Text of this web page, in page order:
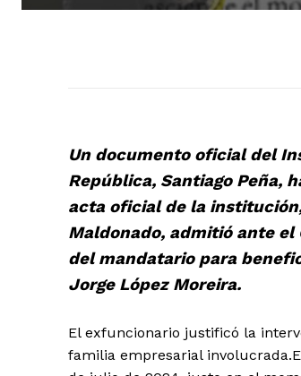
Un documento oficial del
República, Santiago Peña,
acta oficial de la
Maldonado, admitió ante
del mandatario para
Jorge López Moreira.
El exfuncionario justificó la
familia empresarial